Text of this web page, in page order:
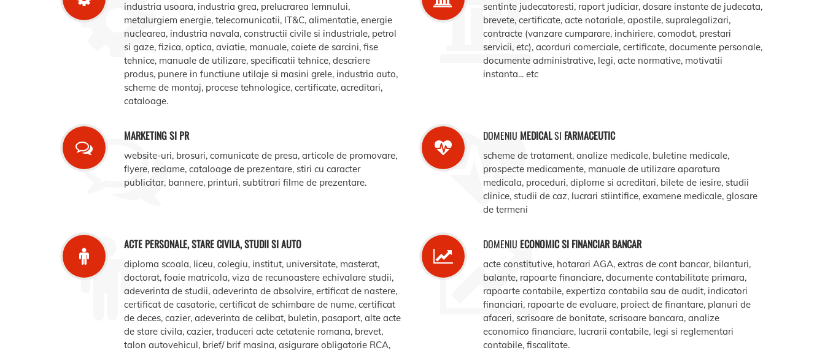
industria usoara, industria grea, prelucrarea lemnului,
metalurgiem energie, telecomunicatii, IT&C, alimentatie, energie
nuclearea, industria navala, constructii civile si industriale, petrol
si gaze, fizica, optica, aviatie, manuale, caiete de sarcini, fise
tehnice, manuale de utilizare, specificatii tehnice, descriere
produs, punere in functiune utilaje si masini grele, industria auto,
scheme de montaj, procese tehnologice, certificate, acreditari,
cataloage.
sentinte judecatoresti, raport judiciar, dosare instante de judecata,
brevete, certificate, acte notariale, apostile, supralegalizari,
contracte (vanzare cumparare, inchiriere, comodat, prestari
servicii, etc), acorduri comerciale, certificate, documente personale,
documente administrative, legi, acte normative, motivatii
instanta... etc
MARKETING SI PR
website-uri, brosuri, comunicate de presa, articole de promovare,
flyere, reclame, cataloage de prezentare, stiri cu caracter
publicitar, bannere, printuri, subtitrari filme de prezentare.
DOMENIU MEDICALSI FARMACEUTIC
scheme de tratament, analize medicale, buletine medicale,
prospecte medicamente, manuale de utilizare aparatura
medicala, proceduri, diplome si acreditari, bilete de iesire, studii
clinice, studii de caz, lucrari stiintifice, examene medicale, glosare
de termeni
ACTE PERSONALE, STARE CIVILA, STUDII SI AUTO
diploma scoala, liceu, colegiu, institut, universitate, masterat,
doctorat, foaie matricola, viza de recunoastere echivalare studii,
adeverinta de studii, adeverinta de absolvire, ertificat de nastere,
certificat de casatorie, certificat de schimbare de nume, certificat
de deces, cazier, adeverinta de celibat, buletin, pasaport, alte acte
de stare civila, cazier, traduceri acte cetatenie romana, brevet,
talon autovehicul, brief/ brif masina, asigurare obligatorie RCA,
DOMENIU ECONOMIC SI FINANCIAR BANCAR
acte constitutive, hotarari AGA, extras de cont bancar, bilanturi,
balante, rapoarte financiare, documente contabilitate primara,
rapoarte contabile, expertiza contabila sau de audit, indicatori
financiari, rapoarte de evaluare, proiect de finantare, planuri de
afaceri, scrisoare de bonitate, scrisoare bancara, analize
economico financiare, lucrarii contabile, legi si reglementari
contabile, fiscalitate.